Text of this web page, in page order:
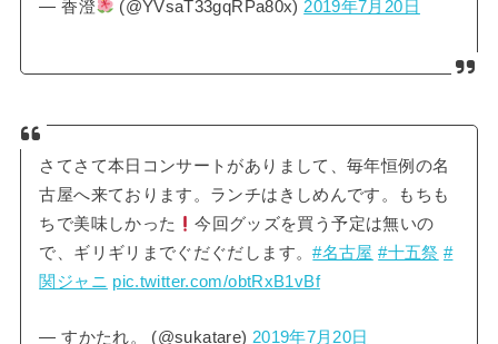
— 香澄 (@YVsaT33gqRPa80x) 2019年7月20日
さてさて本日コンサートがありまして、毎年恒例の名
古屋へ来ております。ランチはきしめんです。もちも
ちで美味しかった
今回グッズを買う予定は無いの
で、ギリギリまでぐだぐだします。#名古屋 #十五祭 #
関ジャニ pic.twitter.com/obtRxB1vBf
— すかたれ。 (@sukatare) 2019年7月20日